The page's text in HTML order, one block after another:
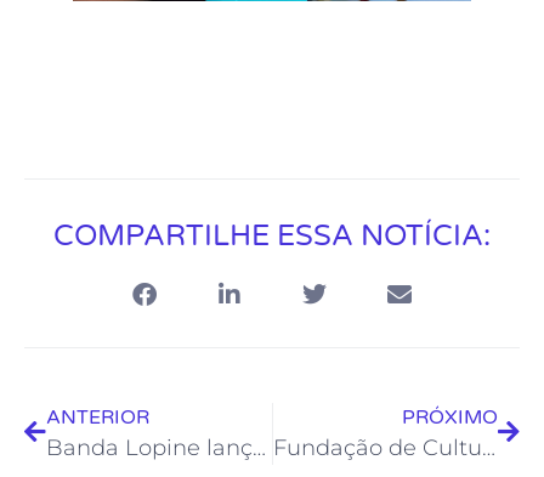
COMPARTILHE ESSA NOTÍCIA:
ANTERIOR
Banda Lopine lança Single “Atravessamos”
PRÓXIMO
Fundação de Cultura lança editais para diversas áreas artísticas